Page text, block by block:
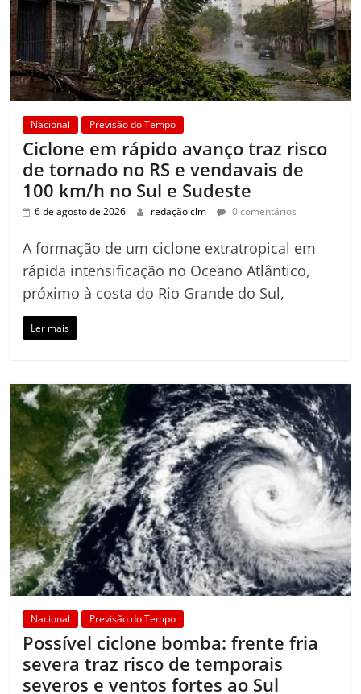
Nacional Previsão do Tempo
Ciclone em rápido avanço traz risco
de tornado no RS e vendavais de
100 km/h no Sul e Sudeste
6 de agosto de 2026 redação clm 0 comentários
A formação de um ciclone extratropical em
rápida intensificação no Oceano Atlântico,
próximo à costa do Rio Grande do Sul,
Ler mais
Nacional Previsão do Tempo
Possível ciclone bomba: frente fria
severa traz risco de temporais
severos e ventos fortes ao Sul